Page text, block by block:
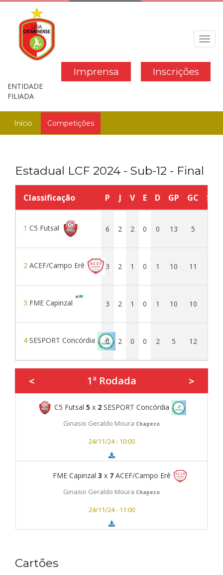
Inscrições
Imprensa
ENTIDADE
FILIADA
Início Competições
Estadual LCF 2024 - Sub-12 - Final
Classificação P J V E D GP GC SG
1 C5 Futsal 6 2 2 0 0 13 5
2 ACEF/Campo Erê 3 2 1 0 1 10 11
3 FME Capinzal 3 2 1 0 1 10 10
4 SESPORT Concórdia 0 2 0 0 2 5 12
< 1ª Rodada >
C5 Futsal 5 x 2SESPORT Concórdia
Ginasio Geraldo Moura Chapeco
24/11/24 - 10:00
FME Capinzal 3 x 7ACEF/Campo Erê
Ginasio Geraldo Moura Chapeco
24/11/24 - 11:00
Cartões